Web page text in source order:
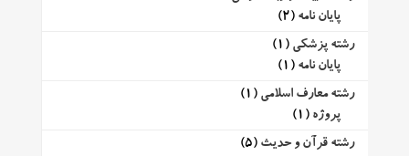
پایان نامه (2)
رشته پزشکی (1)
پایان نامه (1)
رشته معارف اسلامی (1)
پروژه (1)
رشته قرآن و حدیث (5)